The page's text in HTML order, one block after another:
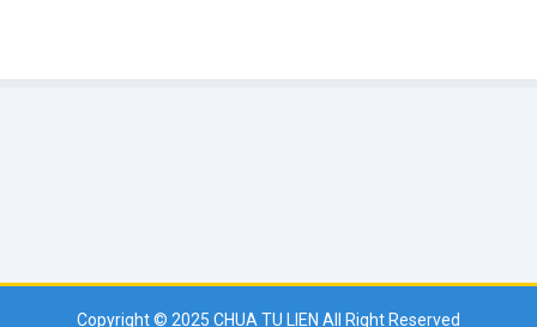
Copyright © 2025 CHUA TU LIEN All Right Reserved